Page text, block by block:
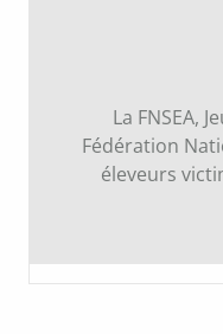
l’article
La FNSEA,
Fédération
éleveurs